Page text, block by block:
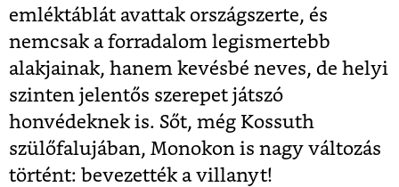
emléktáblát avattak országszerte, és
nemcsak a forradalom legismertebb
alakjainak, hanem kevésbé neves, de helyi
szinten jelentős szerepet játszó
honvédeknek is. Sőt, még Kossuth
szülőfalujában, Monokon is nagy változás
történt: bevezették a villanyt!